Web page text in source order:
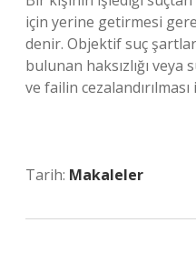
için yerine getirmesi
denir. Objektif suç
bulunan haksızlığı
ve failin
Tarih: Makaleler